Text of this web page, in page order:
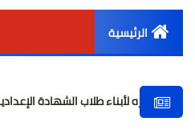
الرئيسية
طلاب الشهادة الإعدادية خفض درجات